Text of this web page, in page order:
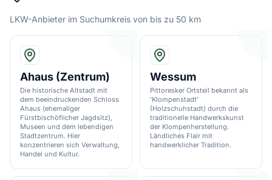
LKW-Anbieter im Suchumkreis von bis zu 50 km
Ahaus (Zentrum)
Die historische Altstadt mit
dem beeindruckenden Schloss
Ahaus (ehemaliger
Fürstbischöflicher Jagdsitz),
Museen und dem lebendigen
Stadtzentrum. Hier
konzentrieren sich Verwaltung,
Handel und Kultur.
Wessum
Pittoresker Ortsteil bekannt als
'Klompenstadt'
(Holzschuhstadt) durch die
traditionelle Handwerkskunst
der Klompenherstellung.
Ländliches Flair mit
handwerklicher Tradition.